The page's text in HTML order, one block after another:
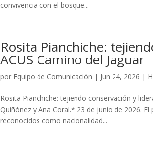
convivencia con el bosque...
Rosita Pianchiche:
ACUS Camino del Jaguar
por Equipo de Comunicación | Jun 24, 2026 |
Rosita Pianchiche: tejiendo conservación y
Quiñónez y Ana Coral.* ‎23 ‎de ‎junio ‎de ‎2026.
reconocidos como nacionalidad...